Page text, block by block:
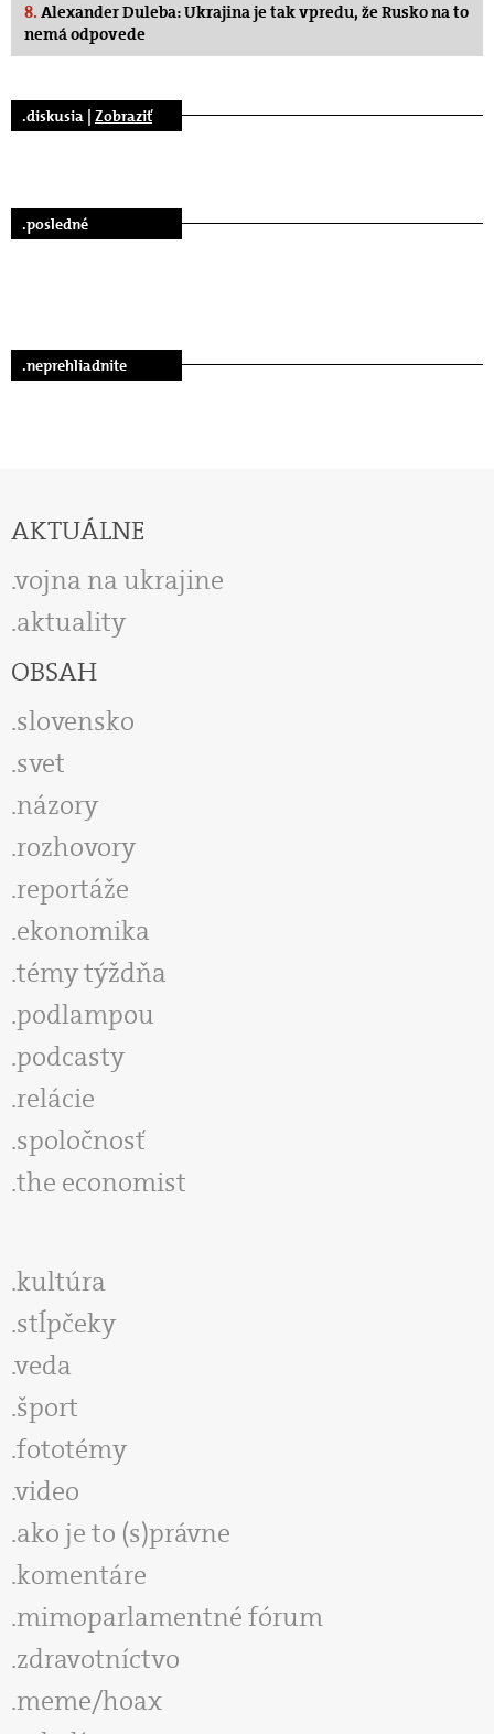
8. Alexander Duleba: Ukrajina je tak vpredu, že Rusko na to
nemá odpovede
.diskusia | Zobraziť
.posledné
.neprehliadnite
AKTUÁLNE
vojna na ukrajine
aktuality
OBSAH
slovensko
svet
názory
rozhovory
reportáže
ekonomika
témy týždňa
podlampou
podcasty
relácie
spoločnosť
the economist
kultúra
stĺpčeky
veda
šport
fototémy
video
ako je to (s)právne
komentáre
mimoparlamentné fórum
zdravotníctvo
meme/hoax